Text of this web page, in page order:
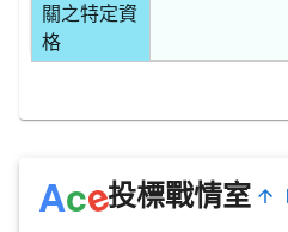
關之特定資
格
Ace投標戰情室